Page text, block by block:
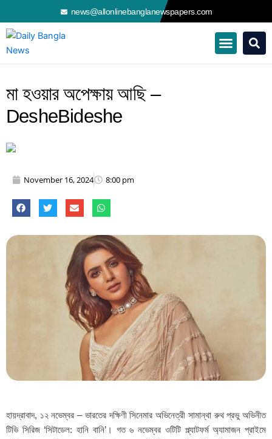
to
content
news@allonlinebanglanewspapers.com
মা হওয়ার অপেক্ষায় আছি –
DesheBideshe
November 16, 2024 8:00 pm
হায়দ্রাবাদ, ১২ নভেম্বর – ভারতের দক্ষিণী সিনেমার অভিনেত্রী সামান্থা রুথ প্রভু অভিনীত
টিভি সিরিজ ‘সিটাডেল: হানি বানি’। গত ৬ নভেম্বর ওটিটি প্ল্যাটফর্ম অ্যামাজন প্রাইমে